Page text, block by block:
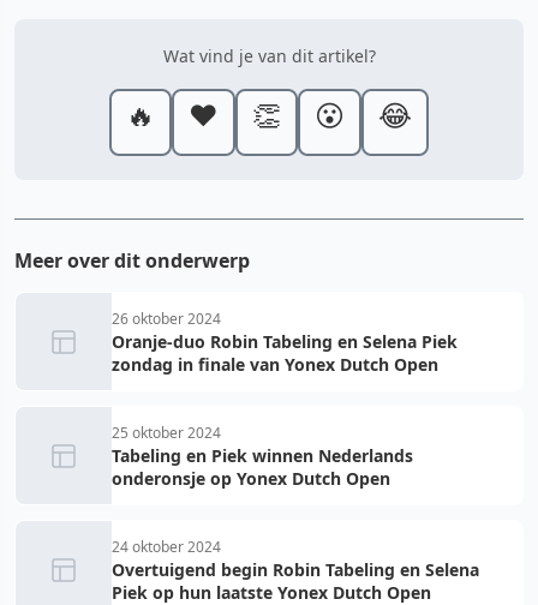
Wat vind je van dit artikel?
🔥 ❤️ 👏 😮 😂
Meer over dit onderwerp
26 oktober 2024
Oranje-duo Robin Tabeling en Selena Piek
zondag in finale van Yonex Dutch Open
25 oktober 2024
Tabeling en Piek winnen Nederlands
onderonsje op Yonex Dutch Open
24 oktober 2024
Overtuigend begin Robin Tabeling en Selena
Piek op hun laatste Yonex Dutch Open